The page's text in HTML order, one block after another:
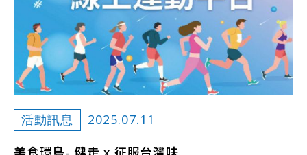
活動訊息 2025.07.11